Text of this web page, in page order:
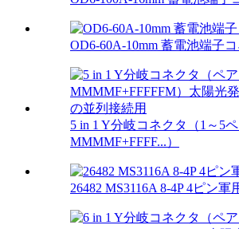
OD6-60A-10mm 蓄電池端子
5 in 1 Y分岐コネクタ（1～5ペ
MMMMF+FFFF...）
26482 MS3116A 8-4P 4ピン軍